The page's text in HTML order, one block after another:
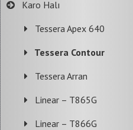
Karo Halı
Tessera Apex 640
Tessera Contour
Tessera Arran
Linear – T865G
Linear – T866G